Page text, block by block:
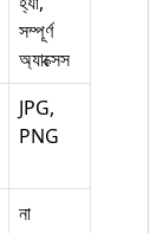
সম্পূর্ণ
অ্যাক্সেস
JPG,
PNG
না